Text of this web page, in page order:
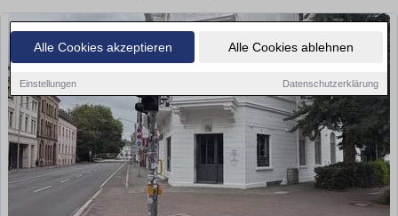
Alle Cookies akzeptieren Alle Cookies ablehnen
Einstellungen Datenschutzerklärung